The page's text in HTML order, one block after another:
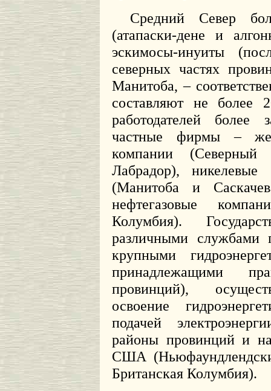
Средний Север
(атапаски-дене и
эскимосы-инуиты
северных частях
Манитоба, –
составляют не более
работодателей более
частные фирмы –
компании (Северный
Лабрадор), никелевые
(Манитоба и
нефтегазовые
Колумбия).
различными службами
крупными
принадлежащими
провинций),
освоение
подачей
районы провинций и
США
Британская Колумбия).